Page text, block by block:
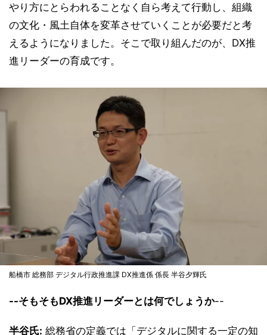
やり方にとらわれることなく自ら考えて行動し、組織
の文化・風土自体を変革させていくことが必要だと考
えるようになりました。そこで取り組んだのが、DX推
進リーダーの育成です。
船橋市 総務部 デジタル行政推進課 DX推進係 係長 半谷夕輝氏
--そもそもDX推進リーダーとは何でしょうか--
半谷氏: 総務省の定義では「デジタルに関する一定の知